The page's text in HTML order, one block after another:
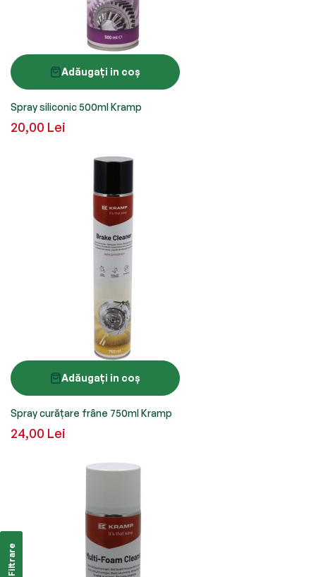
Adăugați in coș
Spray siliconic 500ml Kramp
20,00 Lei
Adăugați in coș
Spray curățare frâne 750ml Kramp
24,00 Lei
Filtrare